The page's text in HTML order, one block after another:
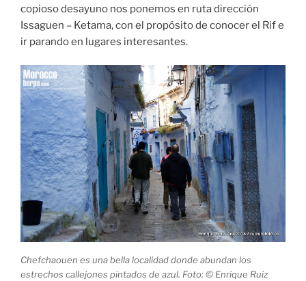
copioso desayuno nos ponemos en ruta dirección
Issaguen – Ketama, con el propósito de conocer el Rif e
ir parando en lugares interesantes.
Chefchaouen es una bella localidad donde abundan los
estrechos callejones pintados de azul. Foto: © Enrique Ruiz